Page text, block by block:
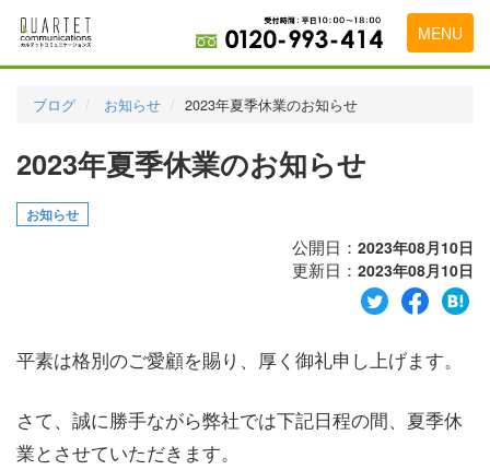
MENU
実績・お客様の声
初めて導入をお考えの方
お申し込みから運用開始までの流れ
お問い合わせ
ブログ お知らせ 2023年夏季休業のお知らせ
2023年夏季休業のお知らせ
お知らせ
公開日： 2023年08月10日
更新日： 2023年08月10日
平素は格別のご愛顧を賜り、厚く御礼申し上げます。
さて、誠に勝手ながら弊社では下記日程の間、夏季休
業とさせていただきます。